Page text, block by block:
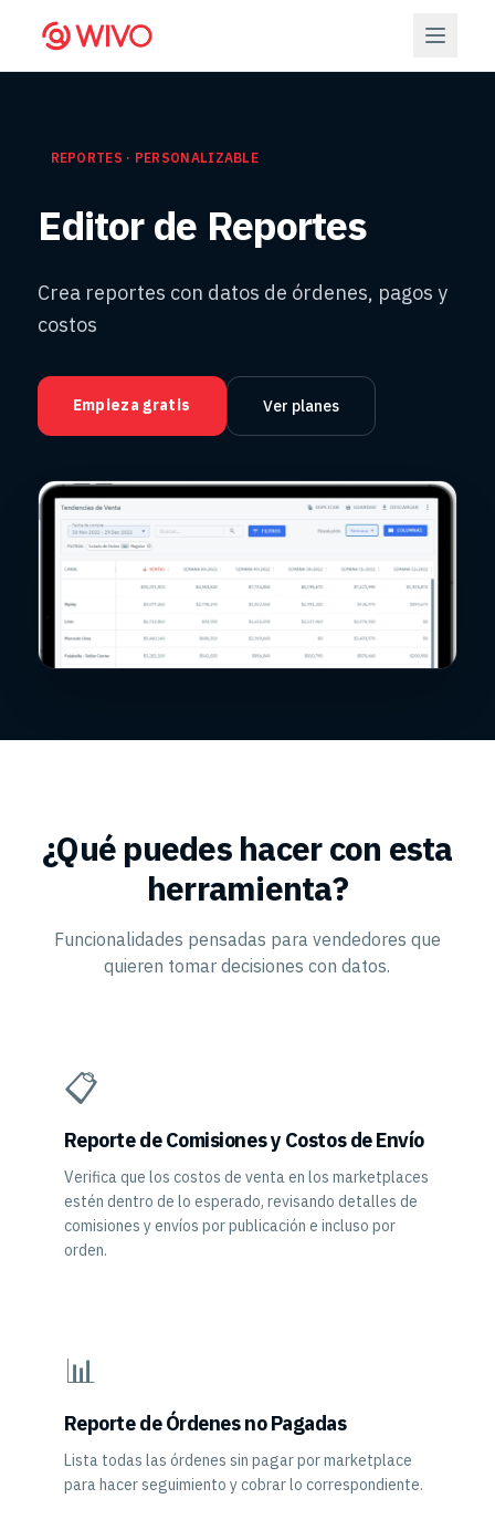
REPORTES · PERSONALIZABLE
Editor de Reportes
Crea reportes con datos de órdenes, pagos y
costos
Empieza gratis Ver planes
¿Qué puedes hacer con esta
herramienta?
Funcionalidades pensadas para vendedores que
quieren tomar decisiones con datos.
📋
Reporte de Comisiones y Costos de Envío
Verifica que los costos de venta en los marketplaces
estén dentro de lo esperado, revisando detalles de
comisiones y envíos por publicación e incluso por
orden.
📊
Reporte de Órdenes no Pagadas
Lista todas las órdenes sin pagar por marketplace
para hacer seguimiento y cobrar lo correspondiente.